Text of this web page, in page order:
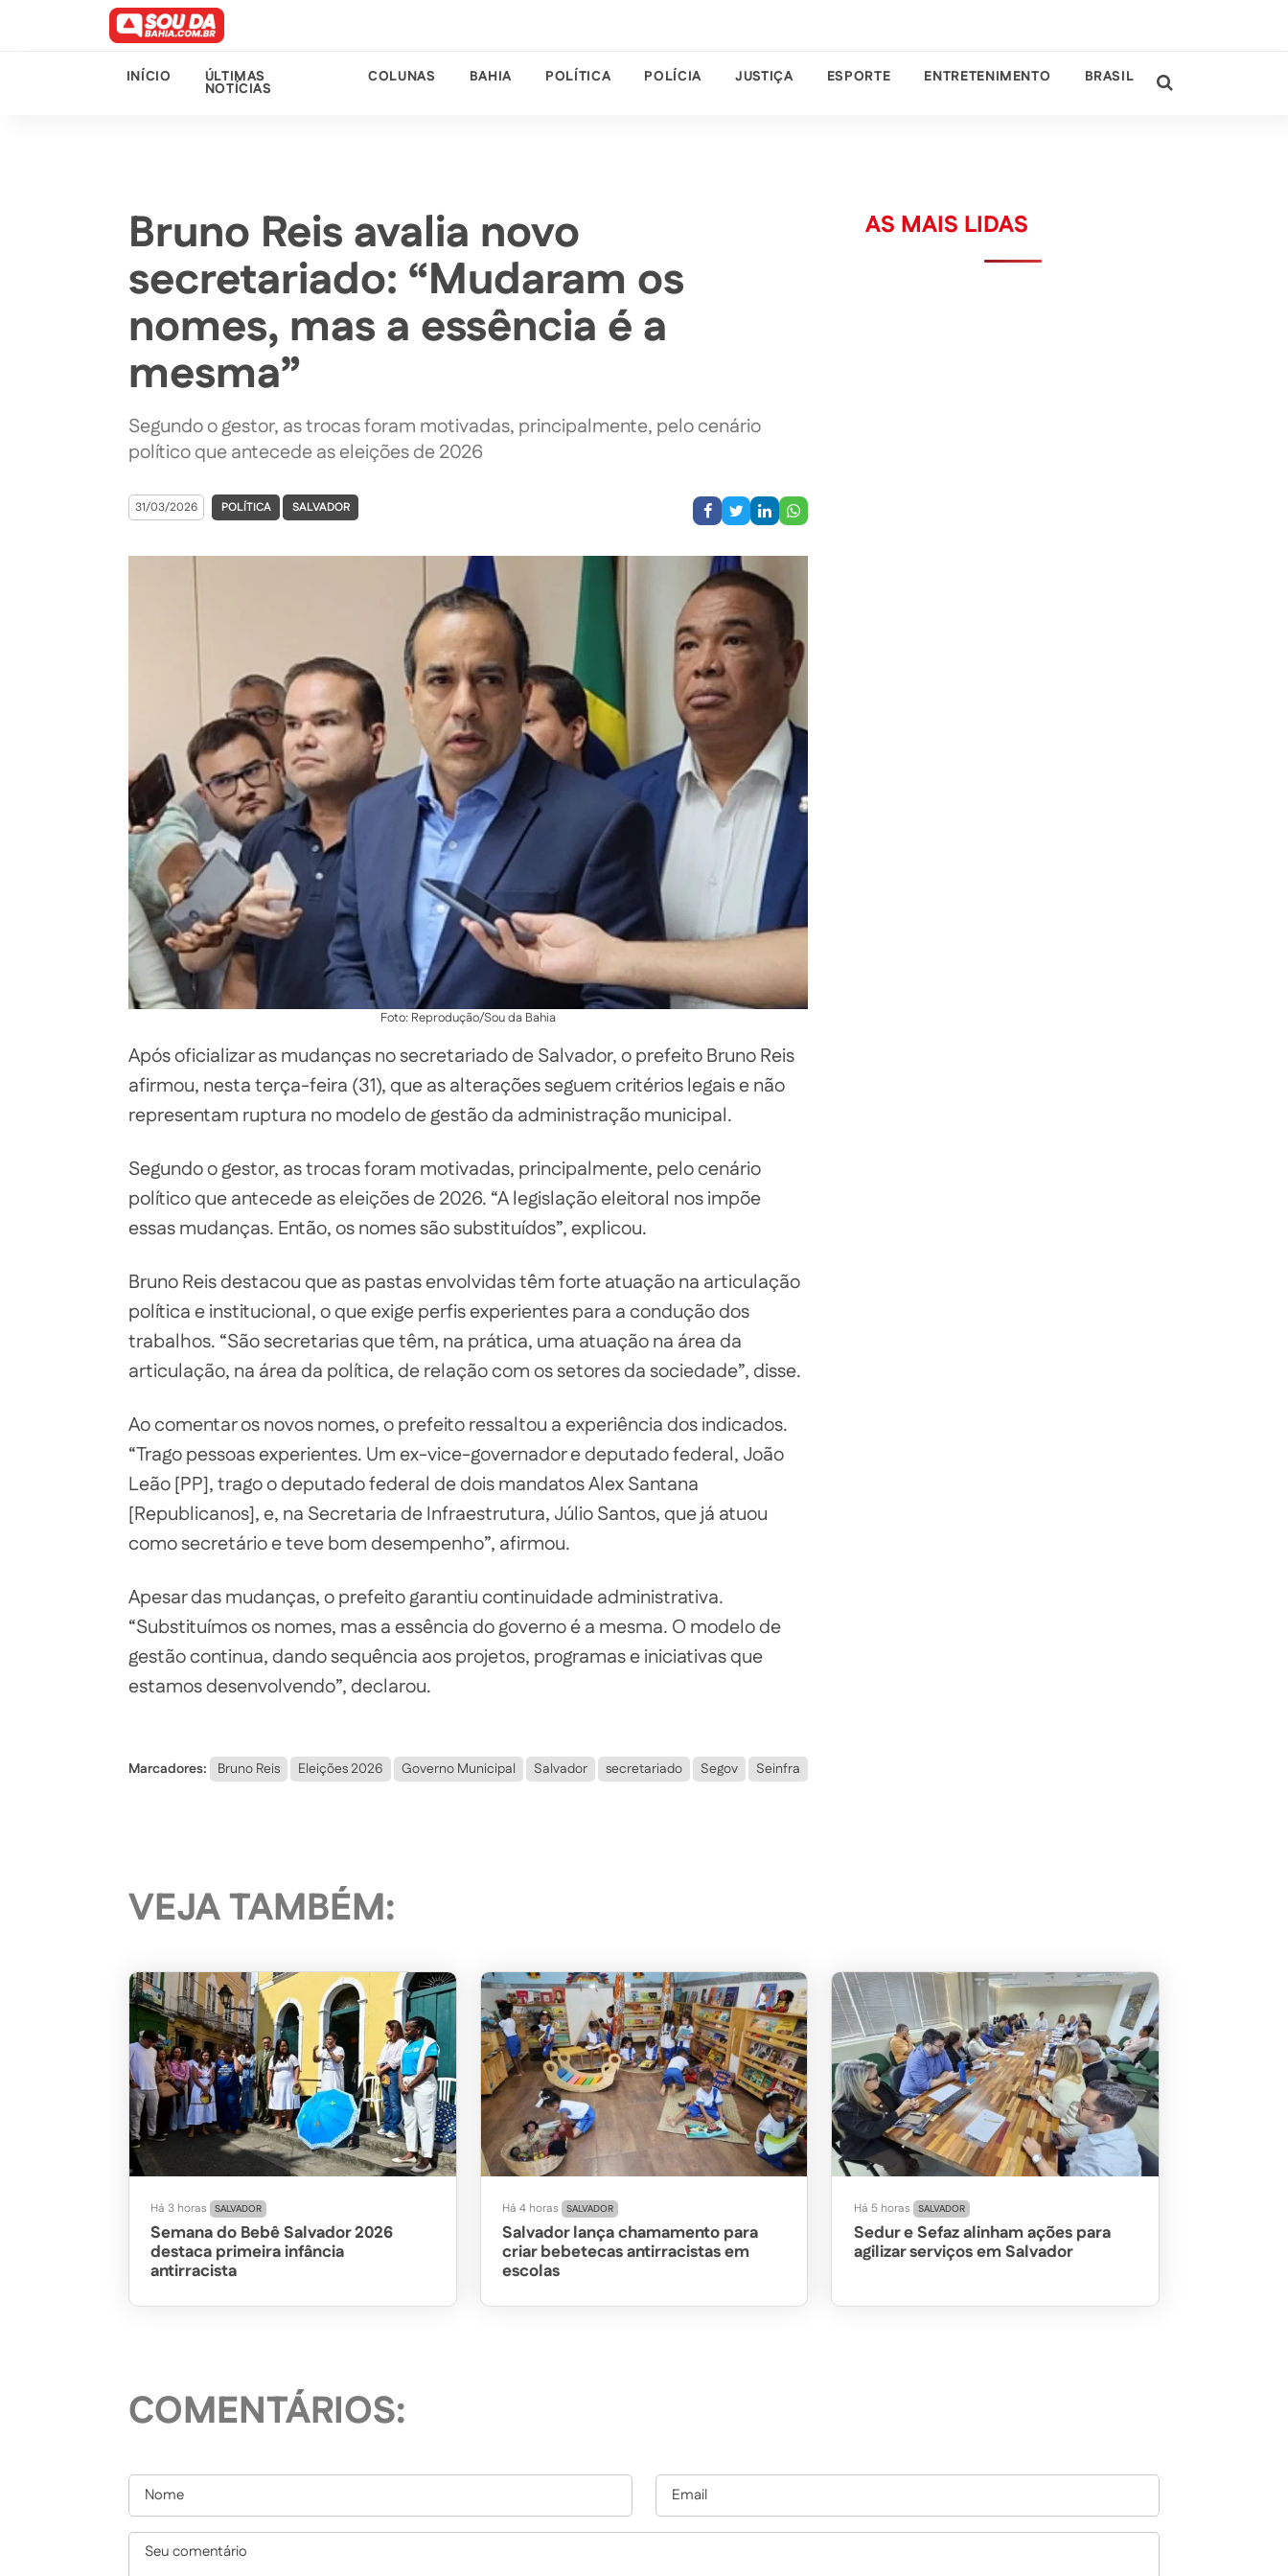
INÍCIO ÚLTIMAS
NOTÍCIAS
COLUNAS BAHIA POLÍTICA POLÍCIA JUSTIÇA ESPORTE ENTRETENIMENTO BRASIL
Bruno Reis avalia novo
secretariado: “Mudaram os
nomes, mas a essência é a
mesma”
Segundo o gestor, as trocas foram motivadas, principalmente, pelo cenário
político que antecede as eleições de 2026
31/03/2026 POLÍTICA SALVADOR
Foto: Reprodução/Sou da Bahia
Após oficializar as mudanças no secretariado de Salvador, o prefeito Bruno Reis
afirmou, nesta terça-feira (31), que as alterações seguem critérios legais e não
representam ruptura no modelo de gestão da administração municipal.
Segundo o gestor, as trocas foram motivadas, principalmente, pelo cenário
político que antecede as eleições de 2026. “A legislação eleitoral nos impõe
essas mudanças. Então, os nomes são substituídos”, explicou.
Bruno Reis destacou que as pastas envolvidas têm forte atuação na articulação
política e institucional, o que exige perfis experientes para a condução dos
trabalhos. “São secretarias que têm, na prática, uma atuação na área da
articulação, na área da política, de relação com os setores da sociedade”, disse.
Ao comentar os novos nomes, o prefeito ressaltou a experiência dos indicados.
“Trago pessoas experientes. Um ex-vice-governador e deputado federal, João
Leão [PP], trago o deputado federal de dois mandatos Alex Santana
[Republicanos], e, na Secretaria de Infraestrutura, Júlio Santos, que já atuou
como secretário e teve bom desempenho”, afirmou.
Apesar das mudanças, o prefeito garantiu continuidade administrativa.
“Substituímos os nomes, mas a essência do governo é a mesma. O modelo de
gestão continua, dando sequência aos projetos, programas e iniciativas que
estamos desenvolvendo”, declarou.
Marcadores: Bruno Reis Eleições 2026 Governo Municipal Salvador secretariado Segov Seinfra
AS MAIS LIDAS
VEJA TAMBÉM:
Há 3 horas SALVADOR
Semana do Bebê Salvador 2026
destaca primeira infância
antirracista
Há 4 horas SALVADOR
Salvador lança chamamento para
criar bebetecas antirracistas em
escolas
Há 5 horas SALVADOR
Sedur e Sefaz alinham ações para
agilizar serviços em Salvador
COMENTÁRIOS: